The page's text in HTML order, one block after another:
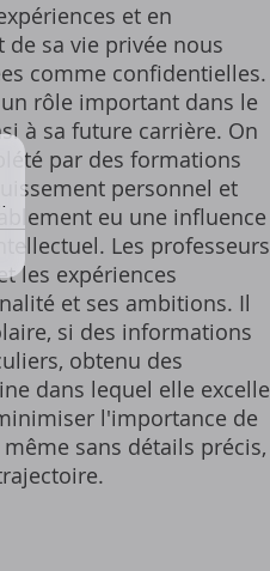
et en
sa vie privée nous
comme confidentielles.
rôle important dans le
à sa future carrière. On
par des formations
personnel et
eu une influence
Les professeurs
les expériences
et ses ambitions. Il
si des informations
obtenu des
dans lequel elle excelle
l'importance de
sans détails précis,